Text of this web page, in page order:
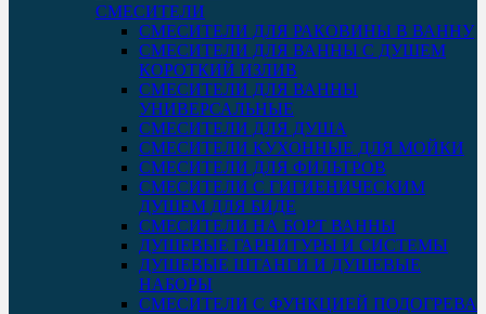
СМЕСИТЕЛИ
СМЕСИТЕЛИ ДЛЯ РАКОВИНЫ В ВАННУ
СМЕСИТЕЛИ ДЛЯ ВАННЫ С ДУШЕМ
КОРОТКИЙ ИЗЛИВ
СМЕСИТЕЛИ ДЛЯ ВАННЫ
УНИВЕРСАЛЬНЫЕ
СМЕСИТЕЛИ ДЛЯ ДУША
СМЕСИТЕЛИ КУХОННЫЕ ДЛЯ МОЙКИ
СМЕСИТЕЛИ ДЛЯ ФИЛЬТРОВ
СМЕСИТЕЛИ С ГИГИЕНИЧЕСКИМ
ДУШЕМ ДЛЯ БИДЕ
СМЕСИТЕЛИ НА БОРТ ВАННЫ
ДУШЕВЫЕ ГАРНИТУРЫ И СИСТЕМЫ
ДУШЕВЫЕ ШТАНГИ И ДУШЕВЫЕ
НАБОРЫ
СМЕСИТЕЛИ С ФУНКЦИЕЙ ПОДОГРЕВА